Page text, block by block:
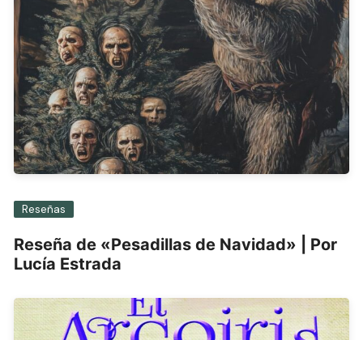
Reseñas
Reseña de «Pesadillas de Navidad» | Por
Lucía Estrada